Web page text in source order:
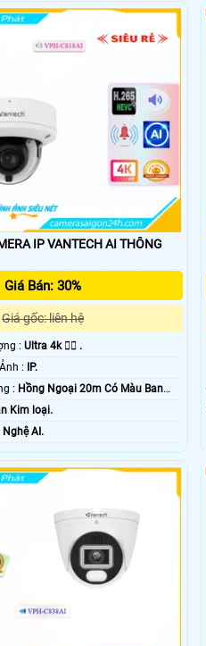
IP VANTECH AI THÔNG
Giá Bán: 30%
Giá gốc: liên hệ
: Ultra 4k 👍🏾 .
⚙ Công Nghệ Hình Ảnh : IP.
🔴 Khi xem thiếu sáng : Hồng Ngoại 20m Có Màu Ban
Kim loại.
AI.